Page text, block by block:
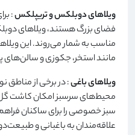
ویلاهای دوبلکس و تریپلکس:
فضای بزرگ هستند، ویلاهای
مناسب به شمار می‌روند. این
مانند استخر، جکوزی و سالن‌های
ویلاهای باغی: در برخی از مناطق
محیط‌های سرسبز امکان کاشت گل
سبز خصوصی را برای ساکنان
علاقه‌مندان به باغبانی و